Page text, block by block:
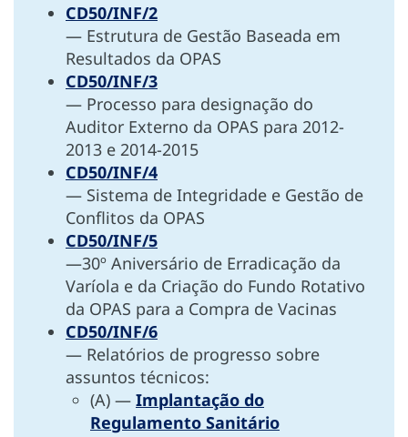
CD50/INF/2
— Estrutura de Gestão Baseada em
Resultados da OPAS
CD50/INF/3
— Processo para designação do
Auditor Externo da OPAS para 2012-
2013 e 2014-2015
CD50/INF/4
— Sistema de Integridade e Gestão de
Conflitos da OPAS
CD50/INF/5
—30º Aniversário de Erradicação da
Varíola e da Criação do Fundo Rotativo
da OPAS para a Compra de Vacinas
CD50/INF/6
— Relatórios de progresso sobre
assuntos técnicos:
(A) — Implantação do
Regulamento Sanitário